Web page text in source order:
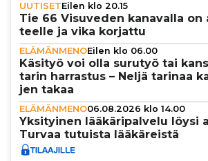
UUTISETEilen klo 20.15
Tie 66 Visuveden kanavalla
teelle ja vika korjattu
ELÄMÄNMENOEilen klo 06.00
Käsityö voi olla surutyö tai
ta­rin harrastus – Neljä tarinaa
jen takaa
ELÄMÄNMENO06.08.2026 klo 14.00
Yksi­tyi­nen lää­kä­ri­pal­velu löysi
Turvaa tutuista lää­kä­reistä